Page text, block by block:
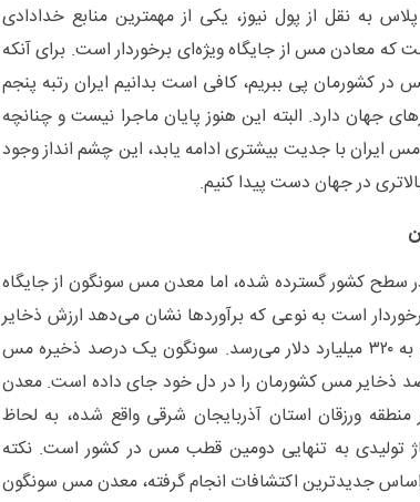
پلاس به نقل از پول نیوز، یکی از مهمترین منابع خدادادی
که معادن مس از جایگاه ویژه‌ای برخوردار است. برای آنکه
در کشورمان پی ببریم، کافی است بدانیم ایران رتبه پنجم
جهان دارد. البته این هنوز پایان ماجرا نیست و چنانچه
ایران با جدیت بیشتری ادامه یابد، این چشم انداز وجود
در جهان دست پیدا کنیم.
سطح کشور گسترده شده، اما معدن مس سونگون از جایگاه
است به نوعی که برآورد‌ها نشان می‌دهد ارزش ذخایر
معدن مس سونگون به ۳۲۰ میلیارد دلار می‌رسد. سونگون یک درصد ذخیره مس
دارد و ۵۲ درصد ذخایر مس کشورمان را در دل خود جای داده است. معدن
ورزقان استان آذربایجان شرقی واقع شده، به لحاظ
تولیدی به تنهایی دومین قطب مس در کشور است. نکته
جدیدترین اکتشافات انجام گرفته، معدن مس سونگون